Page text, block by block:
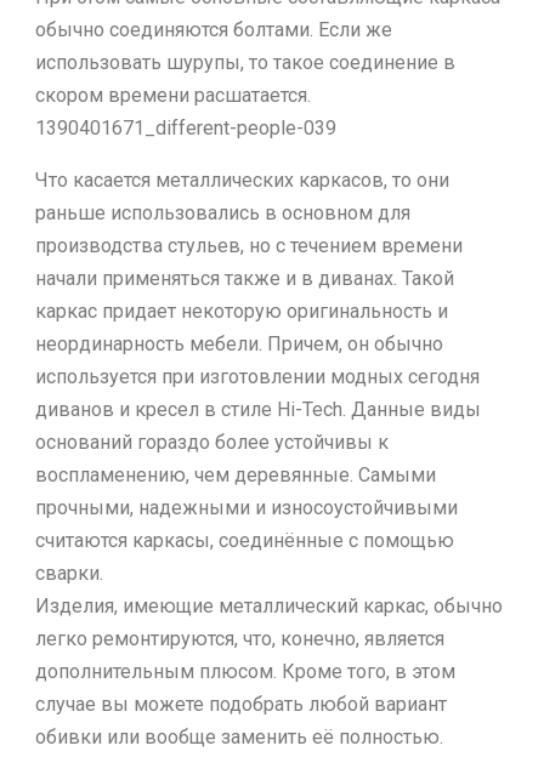
обычно соединяются болтами. Если же
использовать шурупы, то такое соединение в
скором времени расшатается.
1390401671_different-people-039
Что касается металлических каркасов, то они
раньше использовались в основном для
производства стульев, но с течением времени
начали применяться также и в диванах. Такой
каркас придает некоторую оригинальность и
неординарность мебели. Причем, он обычно
используется при изготовлении модных сегодня
диванов и кресел в стиле Hi-Tech. Данные виды
оснований гораздо более устойчивы к
воспламенению, чем деревянные. Самыми
прочными, надежными и износоустойчивыми
считаются каркасы, соединённые с помощью
сварки.
Изделия, имеющие металлический каркас, обычно
легко ремонтируются, что, конечно, является
дополнительным плюсом. Кроме того, в этом
случае вы можете подобрать любой вариант
обивки или вообще заменить её полностью.